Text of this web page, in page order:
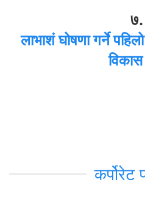
७.
लाभाशं घोषणा गर्ने